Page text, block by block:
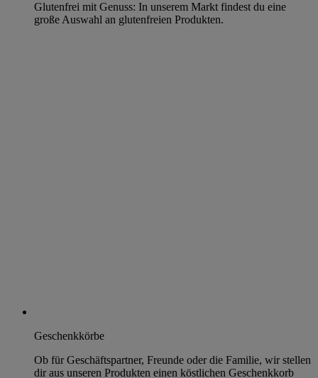
Glutenfrei mit Genuss: In unserem Markt findest du eine
große Auswahl an glutenfreien Produkten.
Geschenkkörbe
Ob für Geschäftspartner, Freunde oder die Familie, wir stellen
dir aus unseren Produkten einen köstlichen Geschenkkorb